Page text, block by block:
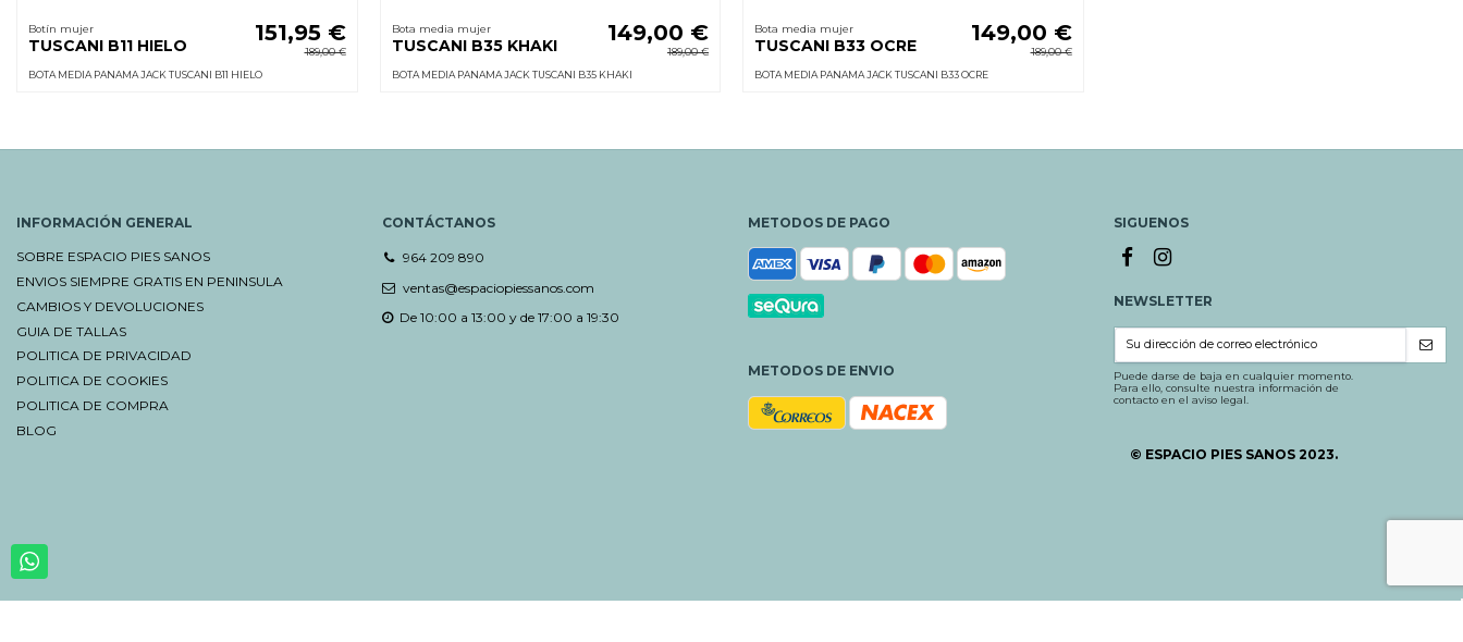
Botín mujer
TUSCANI B11 HIELO
151,95 €
189,00 €
BOTA MEDIA PANAMA JACK TUSCANI B11 HIELO
Bota media mujer
TUSCANI B35 KHAKI
149,00 €
189,00 €
BOTA MEDIA PANAMA JACK TUSCANI B35 KHAKI
Bota media mujer
TUSCANI B33 OCRE
149,00 €
189,00 €
BOTA MEDIA PANAMA JACK TUSCANI B33 OCRE
INFORMACIÓN GENERAL
SOBRE ESPACIO PIES SANOS
ENVIOS SIEMPRE GRATIS EN PENINSULA
CAMBIOS Y DEVOLUCIONES
GUIA DE TALLAS
POLITICA DE PRIVACIDAD
POLITICA DE COOKIES
POLITICA DE COMPRA
BLOG
CONTÁCTANOS
964 209 890
ventas@espaciopiessanos.com
De 10:00 a 13:00 y de 17:00 a 19:30
METODOS DE PAGO
METODOS DE ENVIO
SIGUENOS
NEWSLETTER
Puede darse de baja en cualquier momento.
Para ello, consulte nuestra información de
contacto en el aviso legal.
© ESPACIO PIES SANOS 2023.